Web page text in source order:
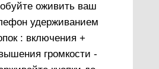
оживить ваш
удерживанием
: включения +
громкости -